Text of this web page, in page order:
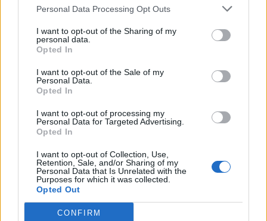
Personal Data Processing Opt Outs
I want to opt-out of the Sharing of my
personal data.
Opted In
I want to opt-out of the Sale of my
Personal Data.
Opted In
I want to opt-out of processing my
Personal Data for Targeted Advertising.
Opted In
I want to opt-out of Collection, Use,
Retention, Sale, and/or Sharing of my
Personal Data that Is Unrelated with the
Purposes for which it was collected.
Opted Out
CONFIRM
FELIRATKOZÁS
Helyi
Amire többmillióan vártunk: szombattól